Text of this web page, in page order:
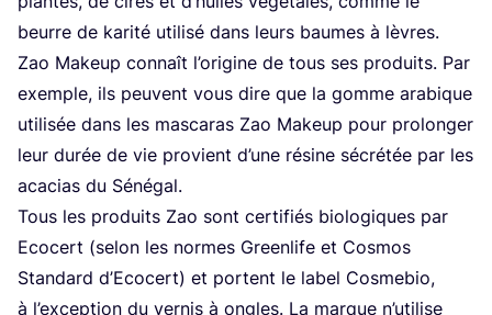
beurre de kari­té uti­li­sé dans leurs baumes à lèvres.
Zao Makeup connaît l’o­ri­gine de tous ses pro­duits. Par
exemple, ils peuvent vous dire que la gomme ara­bique
uti­li­sée dans les mas­ca­ras Zao Makeup pour pro­lon­ger
leur durée de vie pro­vient d’une résine sécré­tée par les
aca­cias du Sénégal.
Tous les pro­duits Zao sont cer­ti­fiés bio­lo­giques par
Eco­cert (selon les normes Green­life et Cos­mos
Stan­dard d’E­co­cert) et portent le label Cos­me­bio,
à l’ex­cep­tion du ver­nis à ongles. La marque n’u­ti­lise